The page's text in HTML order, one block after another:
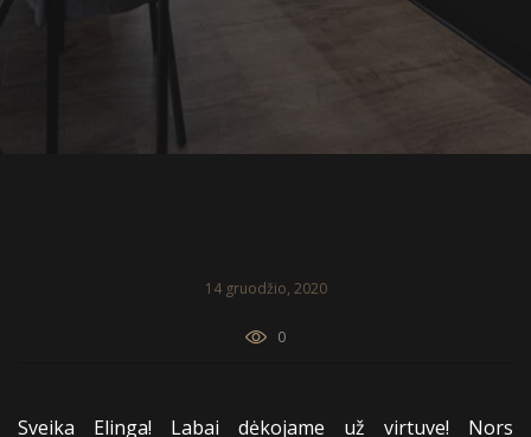
14 gruodžio, 2020
0
Sveika Elinga! Labai dėkojame už virtuve! Nors